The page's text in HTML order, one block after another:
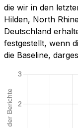
die wir in den
Hilden, North
Deutschland
festgestellt, wenn
die Baseline,